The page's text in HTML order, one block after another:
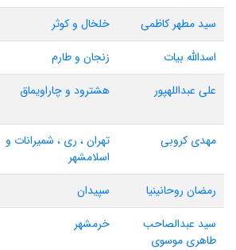
سید مطهر کاظمی خلخال و کوثر
اسدالله بیات
زنجان و طارم
علی عبداللهپور
هشترود و چاراویماق
مهدی کروبی
تهران ، ری ، شمیرانات و
اسلامشهر
رمضان روحانینیا سپیدان
سید عبدالصاحب
طاهری موسوی
خرمشهر